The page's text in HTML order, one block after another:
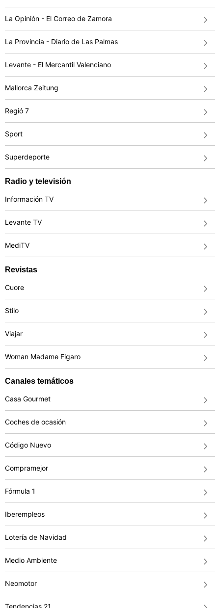
La Opinión - El Correo de Zamora
La Provincia - Diario de Las Palmas
Levante - El Mercantil Valenciano
Mallorca Zeitung
Regió 7
Sport
Superdeporte
Radio y televisión
Información TV
Levante TV
MediTV
Revistas
Cuore
Stilo
Viajar
Woman Madame Figaro
Canales temáticos
Casa Gourmet
Coches de ocasión
Código Nuevo
Compramejor
Fórmula 1
Iberempleos
Lotería de Navidad
Medio Ambiente
Neomotor
Tendencias 21